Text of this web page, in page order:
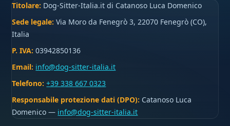
Titolare: Dog-Sitter-Italia.it di Catanoso Luca Domenico
Sede legale: Via Moro da Fenegrò 3, 22070 Fenegrò (CO),
Italia
P. IVA: 03942850136
Email: info@dog-sitter-italia.it
Telefono: +39 338 667 0323
Responsabile protezione dati (DPO): Catanoso Luca
Domenico — info@dog-sitter-italia.it